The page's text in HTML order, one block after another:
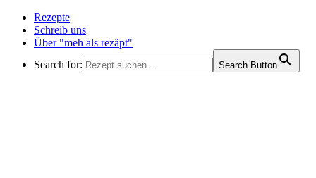
Rezepte
Schreib uns
Über "meh als rezäpt"
Search for:
Search Button